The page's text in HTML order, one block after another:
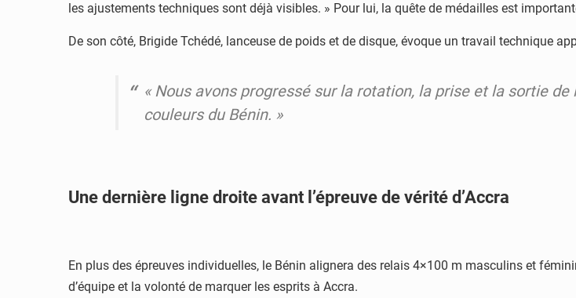
les ajustements techniques sont déjà visibles. » Pour lui, la quête de médailles est
De son côté, Brigide Tchédé, lanceuse de poids et de disque, évoque un travail technique
« Nous avons progressé sur la rotation, la prise et la sortie
couleurs du Bénin. »
Une dernière ligne droite avant l’épreuve de vérité d’Accra
En plus des épreuves individuelles, le Bénin alignera des relais 4×100 m masculins et
d’équipe et la volonté de marquer les esprits à Accra.